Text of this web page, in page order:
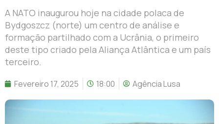
A NATO inaugurou hoje na cidade polaca de
Bydgoszcz (norte) um centro de análise e
formação partilhado com a Ucrânia, o primeiro
deste tipo criado pela Aliança Atlântica e um país
terceiro.
Fevereiro 17, 2025 18:00 Agência Lusa